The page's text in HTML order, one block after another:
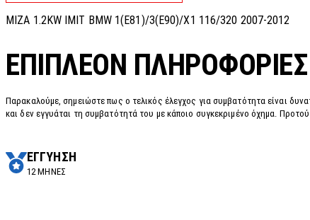
MIZA 1.2KW IMIT BMW 1(E81)/3(E90)/X1 116/320 2007-2012
ΕΠΙΠΛΈΟΝ ΠΛΗΡΟΦΟΡΊΕΣ
Παρακαλούμε, σημειώστε πως ο τελικός έλεγχος για συμβατότητα είναι
και δεν εγγυάται τη συμβατότητά του με κάποιο συγκεκριμένο όχημα.
ΕΓΓΥΗΣΗ
12 ΜΗΝΕΣ